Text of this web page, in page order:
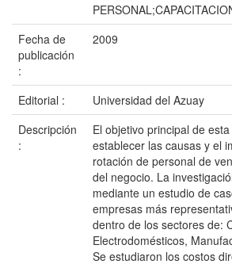
Fecha de
publicación
:
2009
Editorial :
Universidad del Azuay
Descripción
:
El objetivo principal de
establecer las causas y el
rotación de personal de
del negocio. La
mediante un estudio de
empresas más
dentro de los sectores de:
Electrodomésticos,
Se estudiaron los costos